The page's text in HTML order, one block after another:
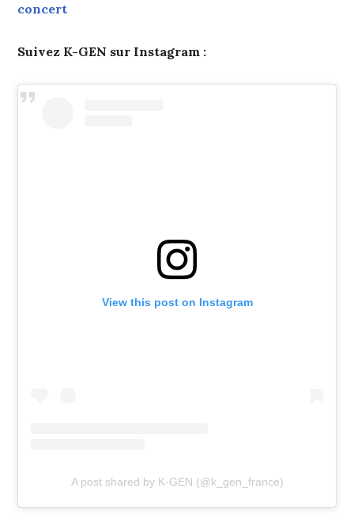
concert
Suivez K-GEN sur Instagram :
View this post on Instagram
A post shared by K-GEN (@k_gen_france)